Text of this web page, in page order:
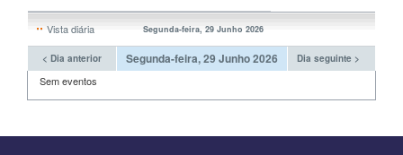
Vista diária Segunda-feira, 29 Junho 2026
< Dia anterior Segunda-feira, 29 Junho 2026 Dia seguinte >
Sem eventos